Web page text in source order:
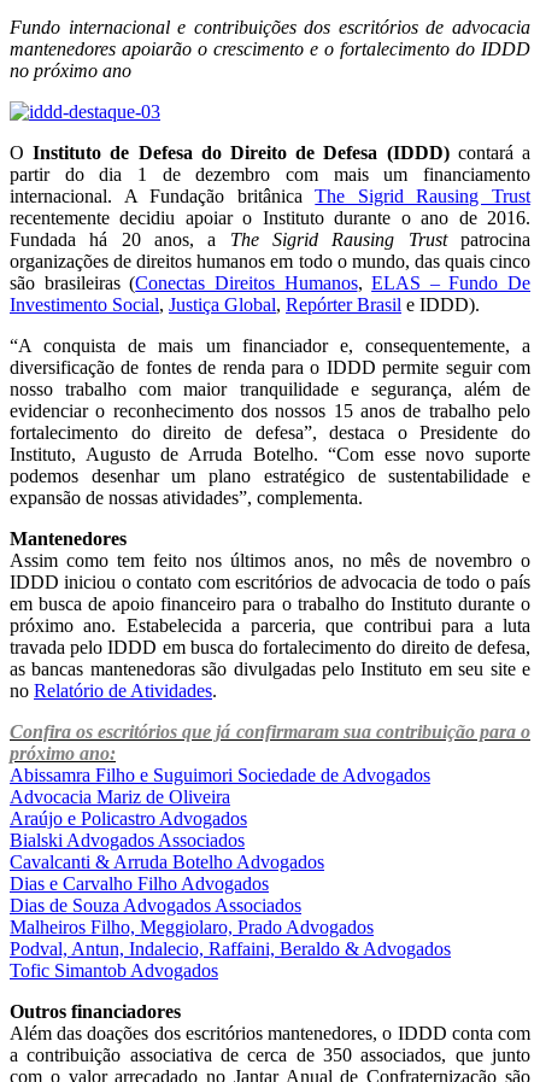
Fundo internacional e contribuições dos escritórios de advocacia
mantenedores apoiarão o crescimento e o fortalecimento do IDDD
no próximo ano
OInstituto de Defesa do Direito de Defesa (IDDD)contará a
partir do dia 1 de dezembro com mais um financiamento
internacional. A Fundação britânicaThe Sigrid Rausing Trust
recentemente decidiu apoiar o Instituto durante o ano de 2016.
Fundada há 20 anos, a The Sigrid Rausing Trustpatrocina
organizações de direitos humanos em todo o mundo, das quais cinco
são brasileiras (Conectas Direitos Humanos,ELAS – Fundo De
Investimento Social, Justiça Global, Repórter Brasil e IDDD).
“A conquista de mais um financiador e, consequentemente, a
diversificação de fontes de renda para o IDDD permite seguir com
nosso trabalho com maior tranquilidade e segurança, além de
evidenciar o reconhecimento dos nossos 15 anos de trabalho pelo
fortalecimento do direito de defesa”, destaca o Presidente do
Instituto, Augusto de Arruda Botelho. “Com esse novo suporte
podemos desenhar um plano estratégico de sustentabilidade e
expansão de nossas atividades”, complementa.
Mantenedores
Assim como tem feito nos últimos anos, no mês de novembro o
IDDD iniciou o contato com escritórios de advocacia de todo o país
em busca de apoio financeiro para o trabalho do Instituto durante o
próximo ano. Estabelecida a parceria, que contribui para a luta
travada pelo IDDD em busca do fortalecimento do direito de defesa,
as bancas mantenedoras são divulgadas pelo Instituto em seu site e
no Relatório de Atividades.
Confira os escritórios que já confirmaram sua contribuição para o
próximo ano:
Abissamra Filho e Suguimori Sociedade de Advogados
Advocacia Mariz de Oliveira
Araújo e Policastro Advogados
Bialski Advogados Associados
Cavalcanti & Arruda Botelho Advogados
Dias e Carvalho Filho Advogados
Dias de Souza Advogados Associados
Malheiros Filho, Meggiolaro, Prado Advogados
Podval, Antun, Indalecio, Raffaini, Beraldo & Advogados
Tofic Simantob Advogados
Outros financiadores
Além das doações dos escritórios mantenedores, o IDDD conta com
a contribuição associativa de cerca de 350 associados, que junto
com o valor arrecadado no Jantar Anual de Confraternização são